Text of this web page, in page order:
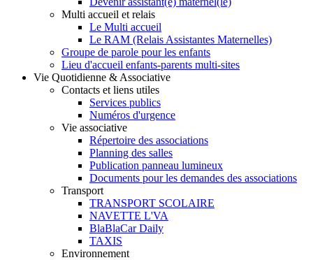
Multi accueil et relais
Le Multi accueil
Le RAM (Relais Assistantes Maternelles)
Groupe de parole pour les enfants
Lieu d'accueil enfants-parents multi-sites
Vie Quotidienne & Associative
Contacts et liens utiles
Services publics
Numéros d'urgence
Vie associative
Répertoire des associations
Planning des salles
Publication panneau lumineux
Documents pour les demandes des associations
Transport
TRANSPORT SCOLAIRE
NAVETTE L'VA
BlaBlaCar Daily
TAXIS
Environnement